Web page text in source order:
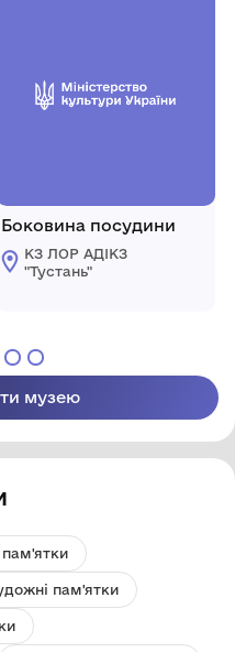
Боковина посудини
КЗ ЛОР АДІКЗ
"Тустань"
музею
пам'ятки